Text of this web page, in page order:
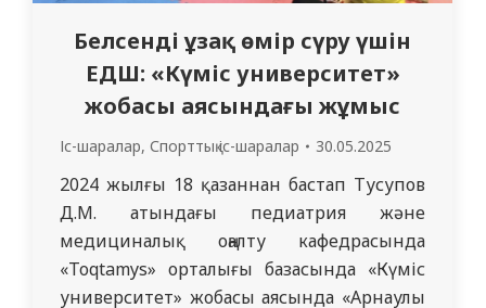
Белсенді ұзақ өмір сүру үшін
ЕДШ: «Күміс университет»
жобасы аясындағы жұмыс
Іс-шаралар, Спорттық іс-шаралар 30.05.2025
2024 жылғы 18 қазаннан бастап Тусупов
Д.М. атындағы педиатрия және
медициналық оңалту кафедрасында
«Toqtamys» орталығы базасында «Күміс
университет» жобасы аясында «Арнаулы